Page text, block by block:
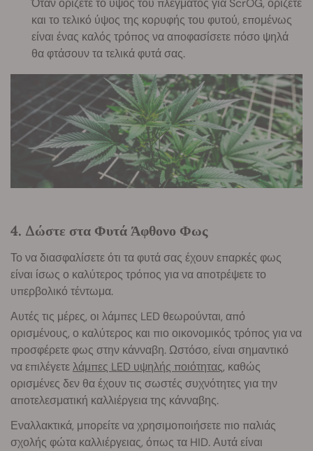
Όταν ορίζετε το ύψος του πλέγματος για ScrOG, ορίζετε
και το τελικό ύψος της κορυφής του φυτού, επομένως
είναι ένας καλός τρόπος να αποφασίσετε πόσο ψηλά
θα φτάσουν τα τελικά φυτά σας.
4. Δώστε στα Φυτά Άφθονο Φως
Το να διασφαλίσετε ότι τα φυτά σας έχουν επαρκές φως
είναι ίσως ο καλύτερος τρόπος για να αποτρέψετε το
υπερβολικό τέντωμα.
Αυτές τις μέρες, οι λάμπες LED θεωρούνται, από
ορισμένους, ο καλύτερος και πιο οικονομικός τρόπος για να
προσφέρετε φως στην κάνναβη. Ωστόσο, είναι σημαντικό
να επιλέγετελάμπες LED υψηλής ποιότητας, καθώς
ορισμένες δεν θα έχουν τις σωστές συχνότητες για την
αποτελεσματική καλλιέργεια της κάνναβης.
Εναλλακτικά, μπορείτε να χρησιμοποιήσετε πιο παλιάς
σχολής φώτα καλλιέργειας, όπως τα HID. Αυτά είναι